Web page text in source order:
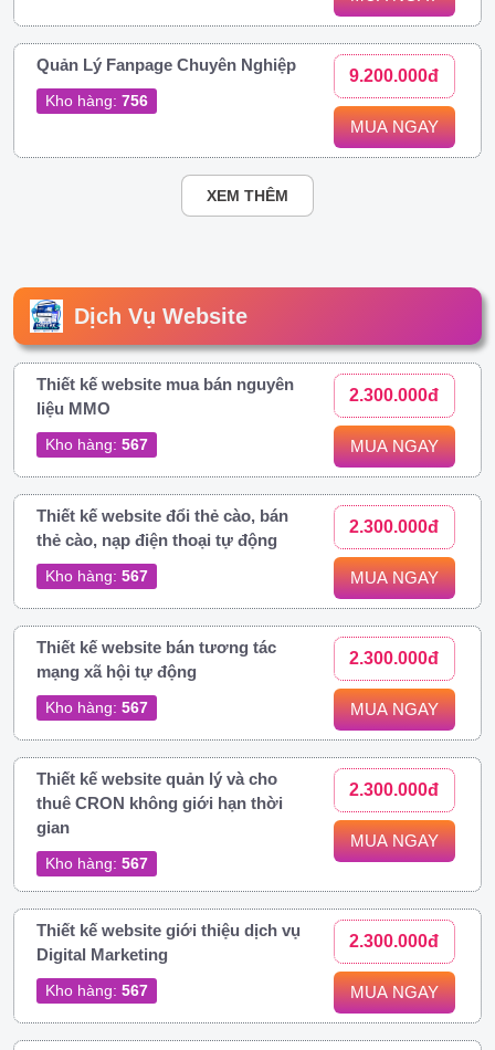
Quản Lý Fanpage Chuyên Nghiệp
Kho hàng: 756
9.200.000đ
MUA NGAY
XEM THÊM
Dịch Vụ Website
Thiết kế website mua bán nguyên
liệu MMO
Kho hàng: 567
2.300.000đ
MUA NGAY
Thiết kế website đổi thẻ cào, bán
thẻ cào, nạp điện thoại tự động
Kho hàng: 567
2.300.000đ
MUA NGAY
Thiết kế website bán tương tác
mạng xã hội tự động
Kho hàng: 567
2.300.000đ
MUA NGAY
Thiết kế website quản lý và cho
thuê CRON không giới hạn thời
gian
Kho hàng: 567
2.300.000đ
MUA NGAY
Thiết kế website giới thiệu dịch vụ
Digital Marketing
Kho hàng: 567
2.300.000đ
MUA NGAY